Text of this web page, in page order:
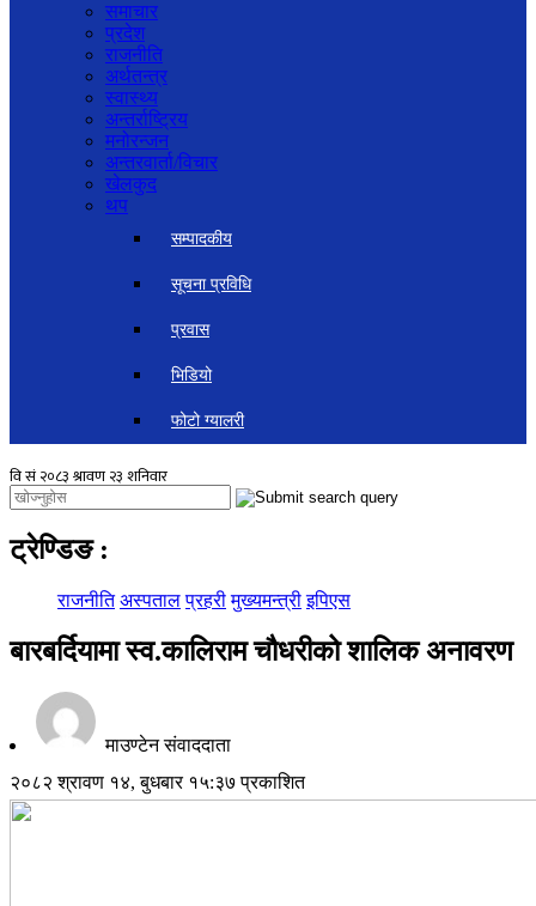
समाचार
प्रदेश
राजनीति
अर्थतन्त्र
स्वास्थ्य
अन्तर्राष्ट्रिय
मनोरन्जन
अन्तरवार्ता/विचार
खेलकुद
थप
सम्पादकीय
सूचना प्रविधि
प्रवास
भिडियो
फोटो ग्यालरी
ट्रेण्डिङ :
राजनीति अस्पताल प्रहरी मुख्यमन्त्री इपिएस
बारबर्दियामा स्व.कालिराम चौधरीको शालिक अनावरण
माउण्टेन संवाददाता
२०८२ श्रावण १४, बुधबार १५:३७ प्रकाशित